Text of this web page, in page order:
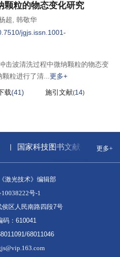
颗粒的物态变化研究
超
韩敬华
jgjs.issn.1001-
击波清洗过程中微纳颗粒的物态变
颗粒进行了清
更多+
载(41) 施引文献(14)
国家科技图书文献中心 更多+
激光技术》编辑部
号-1
区人民南路四段7号
码：610041
68011046